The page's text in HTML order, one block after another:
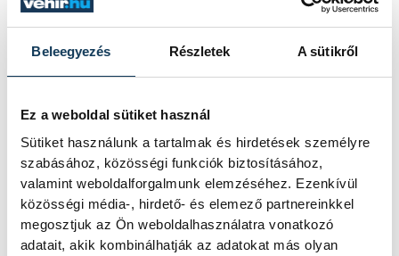
Beleegyezés Részletek A sütikről
Ez a weboldal sütiket használ
Sütiket használunk a tartalmak és hirdetések személyre
szabásához, közösségi funkciók biztosításához,
valamint weboldalforgalmunk elemzéséhez. Ezenkívül
közösségi média-, hirdető- és elemező partnereinkkel
megosztjuk az Ön weboldalhasználatra vonatkozó
adatait, akik kombinálhatják az adatokat más olyan
A 750 éves múltra visszatekintő pincészet
eddig is készített vörösbort.„A Vesprim